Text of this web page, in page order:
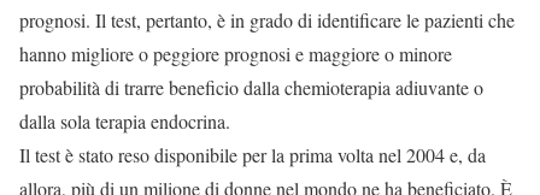
prognosi. Il test, pertanto, è in grado di identificare le pazienti che
hanno migliore o peggiore prognosi e maggiore o minore
probabilità di trarre beneficio dalla chemioterapia adiuvante o
dalla sola terapia endocrina.
Il test è stato reso disponibile per la prima volta nel 2004 e, da
allora, più di un milione di donne nel mondo ne ha beneficiato. È